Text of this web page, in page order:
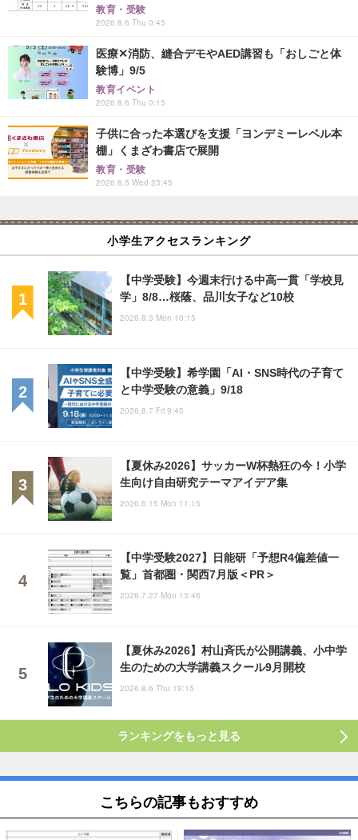
教育・受験
2026.8.6 Thu 0:45
医療✕消防、縫合デモやAED講習も「おしごと体
験博」9/5
教育イベント
2026.8.6 Thu 0:15
子供に合った本選びを支援「ヨンデミーレベル本
棚」くまざわ書店で展開
教育・受験
2026.8.5 Wed 23:45
小学生アクセスランキング
【中学受験】今週末行ける中高一貫「学校見
学」8/8…桜蔭、品川女子など10校
2026.8.3 Mon 10:15
【中学受験】希学園「AI・SNS時代の子育て
と中学受験の意義」9/18
2026.8.7 Fri 9:45
【夏休み2026】サッカーW杯熱狂の今！小学
生向け自由研究テーマアイデア集
2026.6.15 Mon 11:15
【中学受験2027】日能研「予想R4偏差値一
覧」首都圏・関西7月版＜PR＞
2026.7.27 Mon 13:46
【夏休み2026】村山斉氏が公開講義、小中学
生のための大学講義スクール9月開校
2026.8.6 Thu 19:15
ランキングをもっと見る
こちらの記事もおすすめ